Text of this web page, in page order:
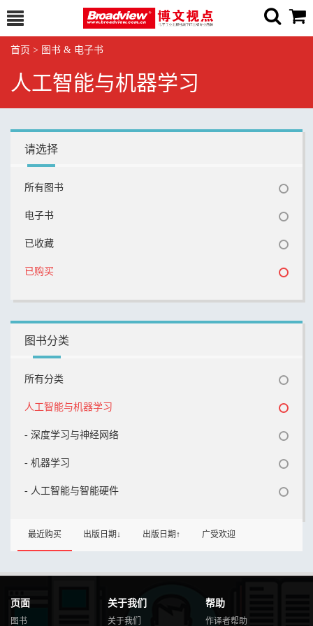
首页 > 图书 & 电子书
人工智能与机器学习
请选择
所有图书
电子书
已收藏
已购买
图书分类
所有分类
人工智能与机器学习
- 深度学习与神经网络
- 机器学习
- 人工智能与智能硬件
最近购买 出版日期↓ 出版日期↑ 广受欢迎
页面
图书
关于我们
关于我们
帮助
作译者帮助